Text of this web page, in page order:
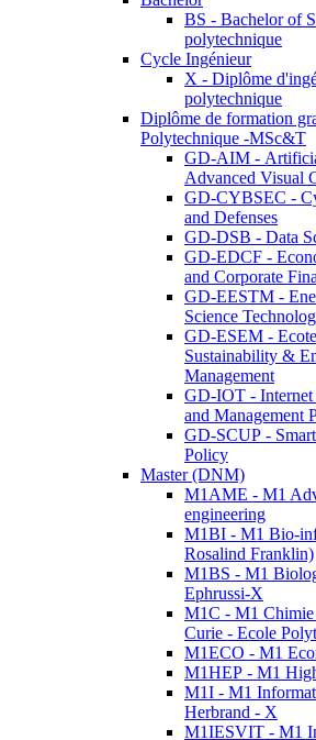
BS - Bachelor of
polytechnique
Cycle Ingénieur
X - Diplôme
polytechnique
Diplôme de formation
Polytechnique -MSc&T
GD-AIM -
Advanced Visual
GD-CYBSEC -
and Defenses
GD-DSB - Data
GD-EDCF -
and Corporate
GD-EESTM -
Science
GD-ESEM -
Sustainability &
Management
GD-IOT -
and Management
GD-SCUP -
Policy
Master (DNM)
M1AME - M1
engineering
M1BI - M1 Bio-
Rosalind Franklin)
M1BS - M1
Ephrussi-X
M1C - M1
Curie - Ecole
M1ECO - M1
M1HEP - M1
M1I - M1
Herbrand - X
M1IESVIT - M1